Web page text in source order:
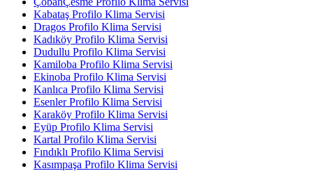
Kabataş Profilo Klima Servisi
Dragos Profilo Klima Servisi
Kadıköy Profilo Klima Servisi
Dudullu Profilo Klima Servisi
Kamiloba Profilo Klima Servisi
Ekinoba Profilo Klima Servisi
Kanlıca Profilo Klima Servisi
Esenler Profilo Klima Servisi
Karaköy Profilo Klima Servisi
Eyüp Profilo Klima Servisi
Kartal Profilo Klima Servisi
Fındıklı Profilo Klima Servisi
Kasımpaşa Profilo Klima Servisi